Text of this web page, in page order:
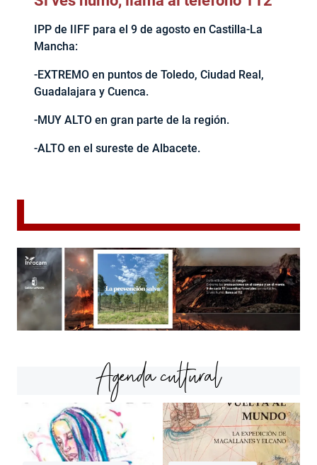
IPP de IIFF para el 9 de agosto en Castilla-La
Mancha:
-EXTREMO en puntos de Toledo, Ciudad Real,
Guadalajara y Cuenca.
-MUY ALTO en gran parte de la región.
-ALTO en el sureste de Albacete.
Agenda cultural